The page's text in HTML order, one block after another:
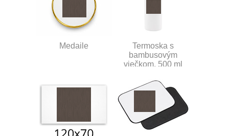
Medaile
Termoska s
bambusovým
viečkom, 500 ml